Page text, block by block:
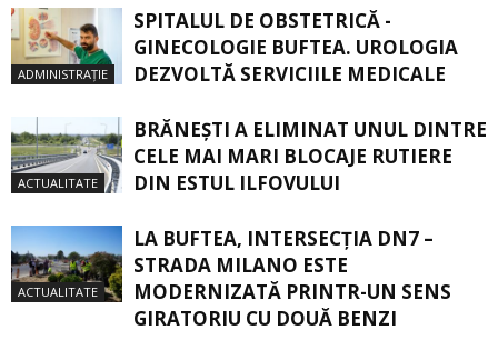
ADMINISTRAȚIE
SPITALUL DE OBSTETRICĂ -
GINECOLOGIE BUFTEA. UROLOGIA
DEZVOLTĂ SERVICIILE MEDICALE
ACTUALITATE
BRĂNEȘTI A ELIMINAT UNUL DINTRE
CELE MAI MARI BLOCAJE RUTIERE
DIN ESTUL ILFOVULUI
ACTUALITATE
LA BUFTEA, INTERSECŢIA DN7 –
STRADA MILANO ESTE
MODERNIZATĂ PRINTR-UN SENS
GIRATORIU CU DOUĂ BENZI